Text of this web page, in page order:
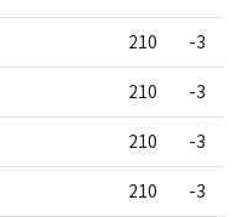
210 -3
210 -3
210 -3
210 -3